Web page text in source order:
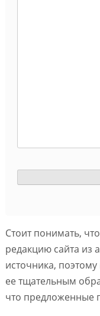
Стоит понимать,
редакцию сайта из
источника,
ее тщательным
что предложенные